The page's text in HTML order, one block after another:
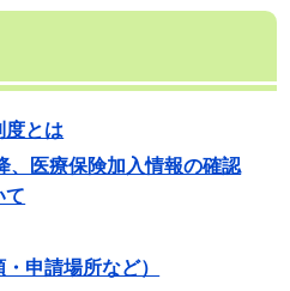
度とは
、医療保険加入情報の確認
て
申請場所など）